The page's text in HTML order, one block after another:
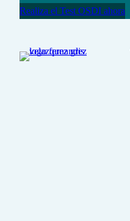
Realiza el Test OSDI ahora